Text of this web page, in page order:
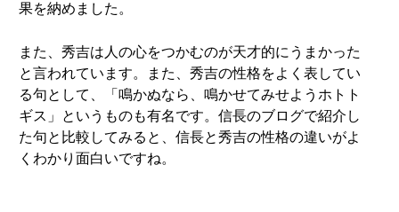
果を納めました。
また、秀吉は人の心をつかむのが天才的にうまかった
と言われています。また、秀吉の性格をよく表してい
る句として、「鳴かぬなら、鳴かせてみせようホトト
ギス」というものも有名です。信長のブログで紹介し
た句と比較してみると、信長と秀吉の性格の違いがよ
くわかり面白いですね。